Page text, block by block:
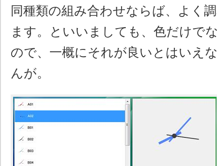
同種類の組み合わせならば、よく
ます。といいましても、色だけで
ので、一概にそれが良いとはいえ
んが。